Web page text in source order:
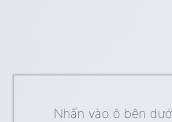
Nhấn vào ô bên